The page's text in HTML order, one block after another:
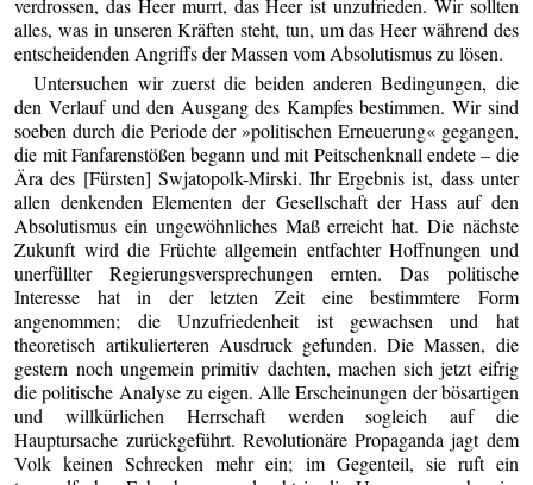
alles, was in unseren Kräften steht, tun, um das Heer während des
entscheidenden Angriffs der Massen vom Absolutismus zu lösen.
Untersuchen wir zuerst die beiden anderen Bedingungen, die
den Verlauf und den Ausgang des Kampfes bestimmen. Wir sind
soeben durch die Periode der »politischen Erneuerung« gegangen,
die mit Fanfarenstößen begann und mit Peitschenknall endete – die
Ära des [Fürsten] Swjatopolk-Mirski. Ihr Ergebnis ist, dass unter
allen denkenden Elementen der Gesellschaft der Hass auf den
Absolutismus ein ungewöhnliches Maß erreicht hat. Die nächste
Zukunft wird die Früchte allgemein entfachter Hoffnungen und
unerfüllter Regierungsversprechungen ernten. Das politische
Interesse hat in der letzten Zeit eine bestimmtere Form
angenommen; die Unzufriedenheit ist gewachsen und hat
theoretisch artikulierteren Ausdruck gefunden. Die Massen, die
gestern noch ungemein primitiv dachten, machen sich jetzt eifrig
die politische Analyse zu eigen. Alle Erscheinungen der bösartigen
und willkürlichen Herrschaft werden sogleich auf die
Hauptursache zurückgeführt. Revolutionäre Propaganda jagt dem
Volk keinen Schrecken mehr ein; im Gegenteil, sie ruft ein